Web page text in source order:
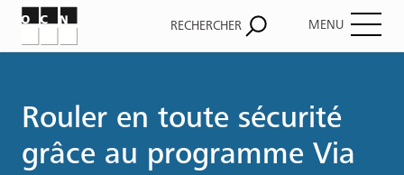
d'Ariane
Rouler en toute sécurité
grâce au programme Via
RECHERCHER MENU